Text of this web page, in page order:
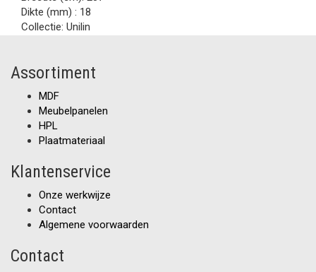
Dikte (mm) : 18
Collectie: Unilin
Assortiment
MDF
Meubelpanelen
HPL
Plaatmateriaal
Klantenservice
Onze werkwijze
Contact
Algemene voorwaarden
Contact